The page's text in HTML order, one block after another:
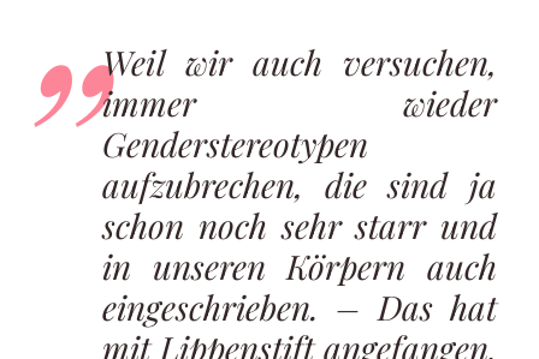
Weil wir auch versuchen,
immer wieder
Genderstereotypen
aufzubrechen, die sind ja
schon noch sehr starr und
in unseren Körpern auch
eingeschrieben. – Das hat
mit Lippenstift angefangen,